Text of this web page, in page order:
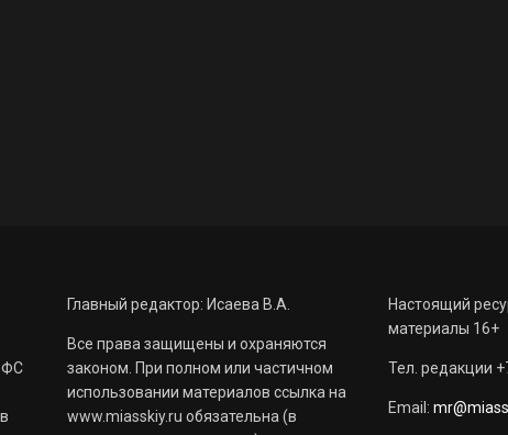
ФС
Главный редактор: Исаева В.А.
Все права защищены и охраняются
законом. При полном или частичном
использовании материалов ссылка на
www.miasskiy.ru обязательна (в
Настоящий
материалы 16+
Тел. редакции
Email: